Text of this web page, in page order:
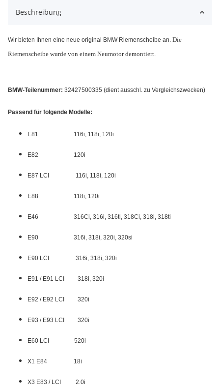
Beschreibung
Wir bieten Ihnen eine neue original BMW Riemenscheibe an. Die
Riemenscheibe wurde von einem Neumotor demontiert.
BMW-Teilenummer: 32427500335 (dient ausschl. zu Vergleichszwecken)
Passend für folgende Modelle:
E81 116i, 118i, 120i
E82 120i
E87 LCI 116i, 118i, 120i
E88 118i, 120i
E46 316Ci, 316i, 316ti, 318Ci, 318i, 318ti
E90 316i, 318i, 320i, 320si
E90 LCI 316i, 318i, 320i
E91 / E91 LCI 318i, 320i
E92 / E92 LCI 320i
E93 / E93 LCI 320i
E60 LCI 520i
X1 E84 18i
X3 E83 / LCI 2.0i